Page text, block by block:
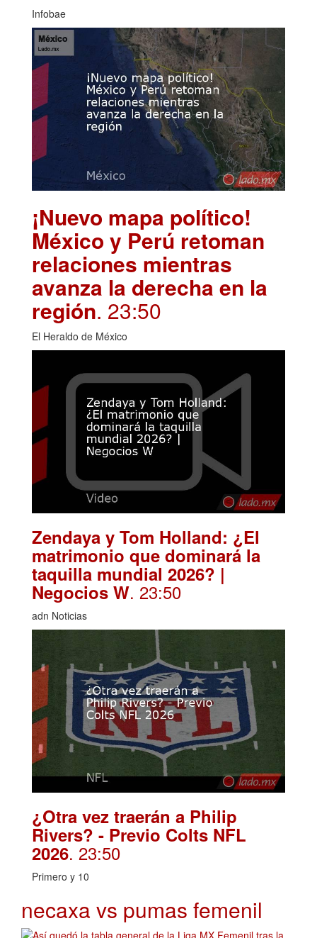
Infobae
¡Nuevo mapa político!
México y Perú retoman
relaciones mientras
avanza la derecha en la
región. 23:50
El Heraldo de México
Zendaya y Tom Holland: ¿El
matrimonio que dominará la
taquilla mundial 2026? |
Negocios W. 23:50
adn Noticias
¿Otra vez traerán a Philip
Rivers? - Previo Colts NFL
2026. 23:50
Primero y 10
necaxa vs pumas femenil